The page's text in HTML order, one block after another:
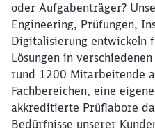
oder Aufgabenträger?
Engineering, Prüfungen,
Digitalisierung entwickeln
Lösungen in
rund 1200 Mitarbeitende
Fachbereichen, eine
akkreditierte Prüflabore
Bedürfnisse unserer